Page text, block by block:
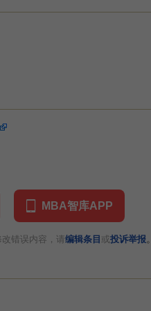
MBA智库APP
错误内容，请 编辑条目 或投诉举报。